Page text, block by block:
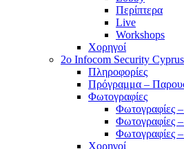
Περίπτερα
Live
Workshops
Χορηγοί
2o Infocom Security Cyprus
Πληροφορίες
Πρόγραμμα –
Φωτογραφίες
Φωτογραφίες –
Φωτογραφίες
Φωτογραφίες
Χορηγοί